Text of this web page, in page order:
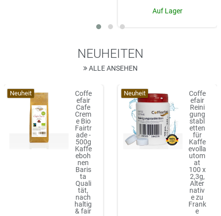
Auf Lager
NEUHEITEN
ALLE ANSEHEN
Neuheit
Coffe
efair
Cafe
Crem
e Bio
Fairtr
ade -
500g
Kaffe
eboh
nen
Baris
ta
Quali
tät,
nach
haltig
& fair
Neuheit
Coffe
efair
Reini
gung
stabl
etten
für
Kaffe
evolla
utom
at
100 x
2,3g,
Alter
nativ
e zu
Frank
e